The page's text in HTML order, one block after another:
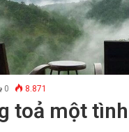
0 8.871
toả một